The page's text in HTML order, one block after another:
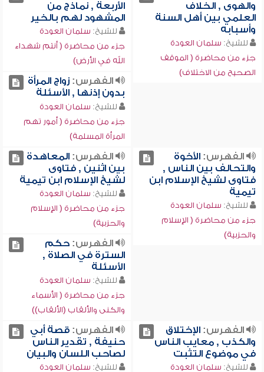
والهوى , الخلاف
العلمي بين أهل السنة
وأسبابه
للشيخ: سلمان العودة
جزء من محاضرة ( الموقف
الصحيح من الاختلاف)
الأربعة , نماذج من
المشهود لهم بالخير
للشيخ: سلمان العودة
جزء من محاضرة ( أنتم شهداء
الله في الأرض)
الفهرس:زواج المرأة
بدون إذنها , الأسئلة
للشيخ: سلمان العودة
جزء من محاضرة ( أمور تهم
المرأة المسلمة)
الفهرس:الأخوة
والتحالف بين الناس ,
فتاوى لشيخ الإسلام ابن
تيمية
للشيخ: سلمان العودة
جزء من محاضرة ( الإسلام
والحزبية)
الفهرس:المعاهدة
بين اثنين , فتاوى
لشيخ الإسلام ابن تيمية
للشيخ: سلمان العودة
جزء من محاضرة ( الإسلام
والحزبية)
الفهرس:حكم
السترة في الصلاة ,
الأسئلة
للشيخ: سلمان العودة
جزء من محاضرة ( الأسماء
والكنى والألقاب (الألقاب))
الفهرس:الإختلاق
والكذب , معايب الناس
في موضوع التثبت
للشيخ: سلمان العودة
الفهرس:قصة أبي
حنيفة , تقدير الناس
لصاحب اللسان والبيان
للشيخ: سلمان العودة